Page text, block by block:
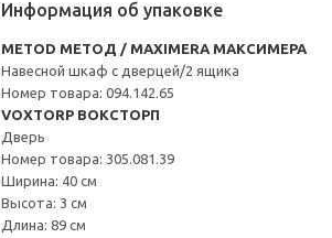
Информация об упаковке
METOD МЕТОД / MAXIMERA МАКСИМЕРА
Навесной шкаф с дверцей/2 ящика
Номер товара: 094.142.65
VOXTORP ВОКСТОРП
Дверь
Номер товара: 305.081.39
Ширина: 40 см
Высота: 3 см
Длина: 89 см